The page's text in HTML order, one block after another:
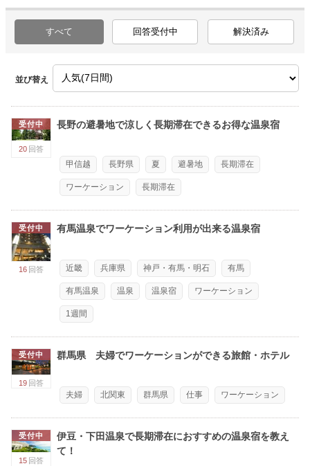
すべて 回答受付中 解決済み
並び替え
受付中
20 回答
長野の避暑地で涼しく長期滞在できるお得な温泉宿
甲信越 長野県 夏 避暑地 長期滞在
ワーケーション 長期滞在
受付中
16 回答
有馬温泉でワーケーション利用が出来る温泉宿
近畿 兵庫県 神戸・有馬・明石 有馬
有馬温泉 温泉 温泉宿 ワーケーション
1週間
受付中
19 回答
群馬県 夫婦でワーケーションができる旅館・ホテル
夫婦 北関東 群馬県 仕事 ワーケーション
受付中
15 回答
伊豆・下田温泉で長期滞在におすすめの温泉宿を教え
て！